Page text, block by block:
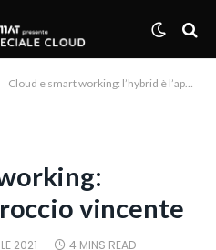
Cloud e smart working: l’hybrid è l’approccio vincente
vincente
2021 4 MINS READ